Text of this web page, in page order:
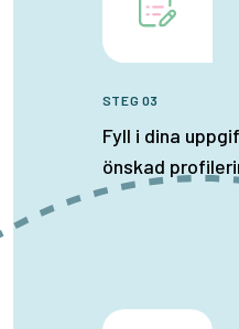
STEG 03
Fyll i dina
önskad